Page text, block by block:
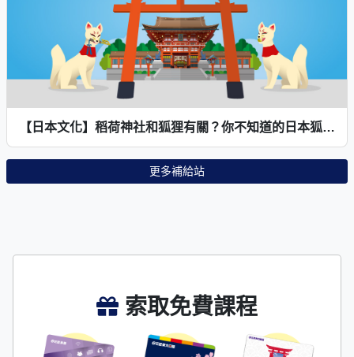
【日本文化】稻荷神社和狐狸有關？你不知道的日本狐狸小故事
更多補給站
索取免費課程